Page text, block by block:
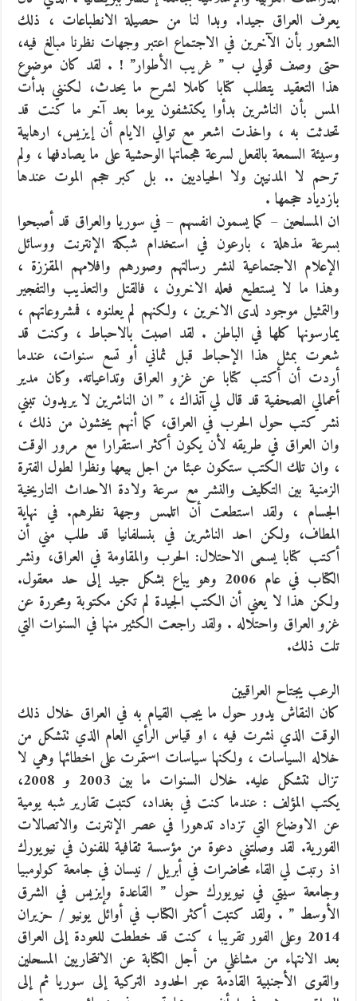
يعرف العراق جيدا. وبدا لنا من حصيلة الانطباعات ، ذلك
الشعور بأن الآخرين في الاجتماع اعتبر وجهات نظرنا مبالغ فيه،
حتى وصف قولي ب ” غريب الأطوار” ! . لقد كان موضوع
هذا التعقيد يتطلب كتابا كاملا لشرح ما يحدث، لكنني بدأت
المس بأن الناشرين بدأوا يكتشفون يوما بعد آخر ما كنت قد
تحدثت به ، واخذت اشعر مع توالي الايام أن إيزيس، ارهابية
وسيئة السمعة بالفعل لسرعة هجماتها الوحشية على ما يصادفها ، ولم
ترحم لا المدنيين ولا الحياديين .. بل كبر حجم الموت عندها
بازدياد حجمها .
ان المسلحين – كما يسمون انفسهم – في سوريا والعراق قد أصبحوا
بسرعة مذهلة ، بارعون في استخدام شبكة الإنترنت ووسائل
الإعلام الاجتماعية لنشر رسالتهم وصورهم وافلامهم المقززة ،
وهذا ما لا يستطيع فعله الاخرون ، فالقتل والتعذيب والتفجير
والتمثيل موجود لدى الاخرين ، ولكنهم لم يعلنوه ، فمشروعاتهم ،
يمارسونها كلها في الباطن . لقد اصبت بالاحباط ، وكنت قد
شعرت بمثل هذا الإحباط قبل ثماني أو تسع سنوات، عندما
أردت أن أكتب كتابا عن غزو العراق وتداعياته. وكان مدير
أعمالي الصحفية قد قال لي آنذاك ، ” ان الناشرين لا يريدون تبني
نشر كتب حول الحرب في العراق، كما أنهم يخشون من ذلك ،
وان العراق في طريقه لأن يكون أكثر استقرارا مع مرور الوقت
، وان تلك الكتب ستكون عبئا من اجل بيعها ونظرا لطول الفترة
الزمنية بين التكليف والنشر مع سرعة ولادة الاحداث التاريخية
الجسام ، ولقد استطعت أن اتلمس وجهة نظرهم. في نهاية
المطاف، ولكن احد الناشرين في بنسلفانيا قد طلب مني أن
أكتب كتابا يسمى الاحتلال: الحرب والمقاومة في العراق، ونشر
الكتاب في عام 2006 وهو يباع بشكل جيد إلى حد معقول.
ولكن هذا لا يعني أن الكتب الجيدة لم تكن مكتوبة ومحررة عن
غزو العراق واحتلاله . ولقد راجعت الكثير منها في السنوات التي
تلت ذلك.
الرعب يجتاح العراقيين
كان النقاش يدور حول ما يجب القيام به في العراق خلال ذلك
الوقت الذي نشرت فيه ، او قياس الرأي العام الذي تتشكل من
خلاله السياسات ، ولكنها سياسات استمرت على اخطائها وهي لا
تزال تتشكل عليه. خلال السنوات ما بين 2003 و 2008،
يكتب المؤلف : عندما كنت في بغداد، كتبت تقارير شبه يومية
عن الاوضاع التي تزداد تدهورا في عصر الإنترنت والاتصالات
الفورية. لقد وصلتني دعوة من مؤسسة ثقافية للفنون في نيويورك
اذ رتبت لي القاء محاضرات في أبريل / نيسان في جامعة كولومبيا
وجامعة سيتي في نيويورك حول ” القاعدة وإيزيس في الشرق
الأوسط ” . ولقد كتبت أكثر الكتاب في أوائل يونيو / حزيران
2014 وعلى الفور تقريبا ، كنت قد خططت للعودة إلى العراق
بعد الانتهاء من مشاغلي من أجل الكتابة عن الانتحاريين المسحلين
والقوى الأجنبية القادمة عبر الحدود التركية إلى سوريا ثم إلى